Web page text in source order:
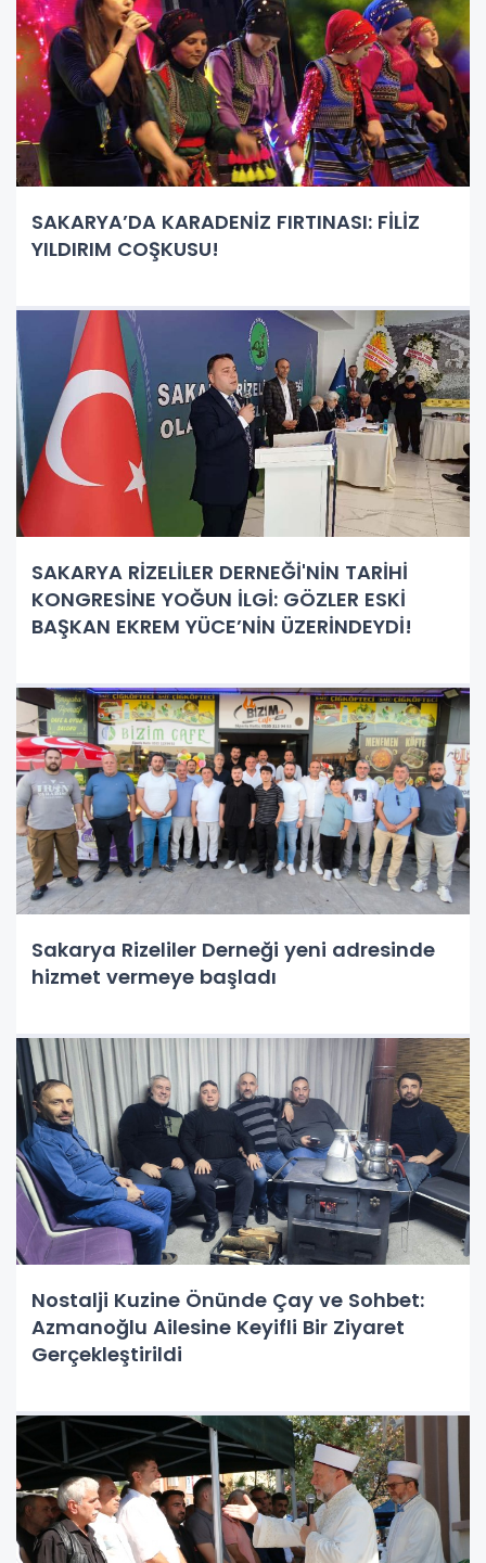
SAKARYA’DA KARADENİZ FIRTINASI: FİLİZ
YILDIRIM COŞKUSU!
SAKARYA RİZELİLER DERNEĞİ'NİN TARİHİ
KONGRESİNE YOĞUN İLGİ: GÖZLER ESKİ
BAŞKAN EKREM YÜCE’NİN ÜZERİNDEYDİ!
Sakarya Rizeliler Derneği yeni adresinde
hizmet vermeye başladı
Nostalji Kuzine Önünde Çay ve Sohbet:
Azmanoğlu Ailesine Keyifli Bir Ziyaret
Gerçekleştirildi